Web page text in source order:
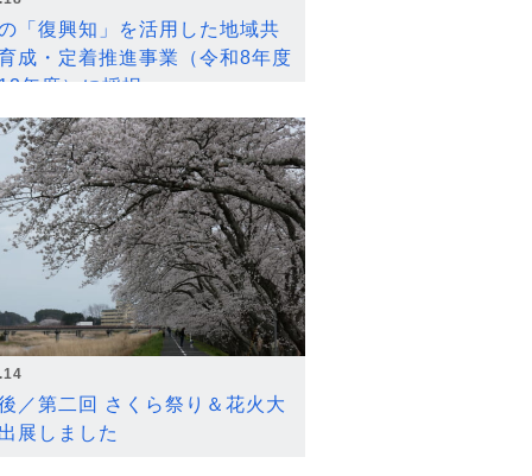
「復興知」を活用した地域共
成・定着推進事業（令和8年度
年度）に採択
／第二回 さくら祭り＆花火大
展しました